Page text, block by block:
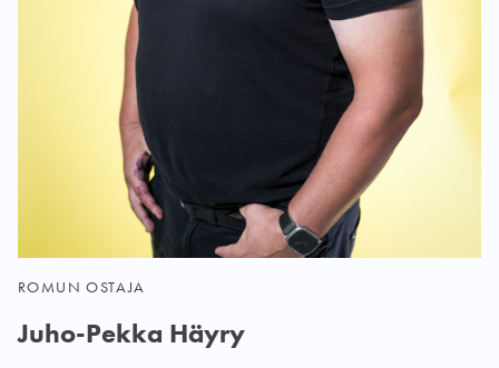
ROMUN OSTAJA
Juho-Pekka Häyry